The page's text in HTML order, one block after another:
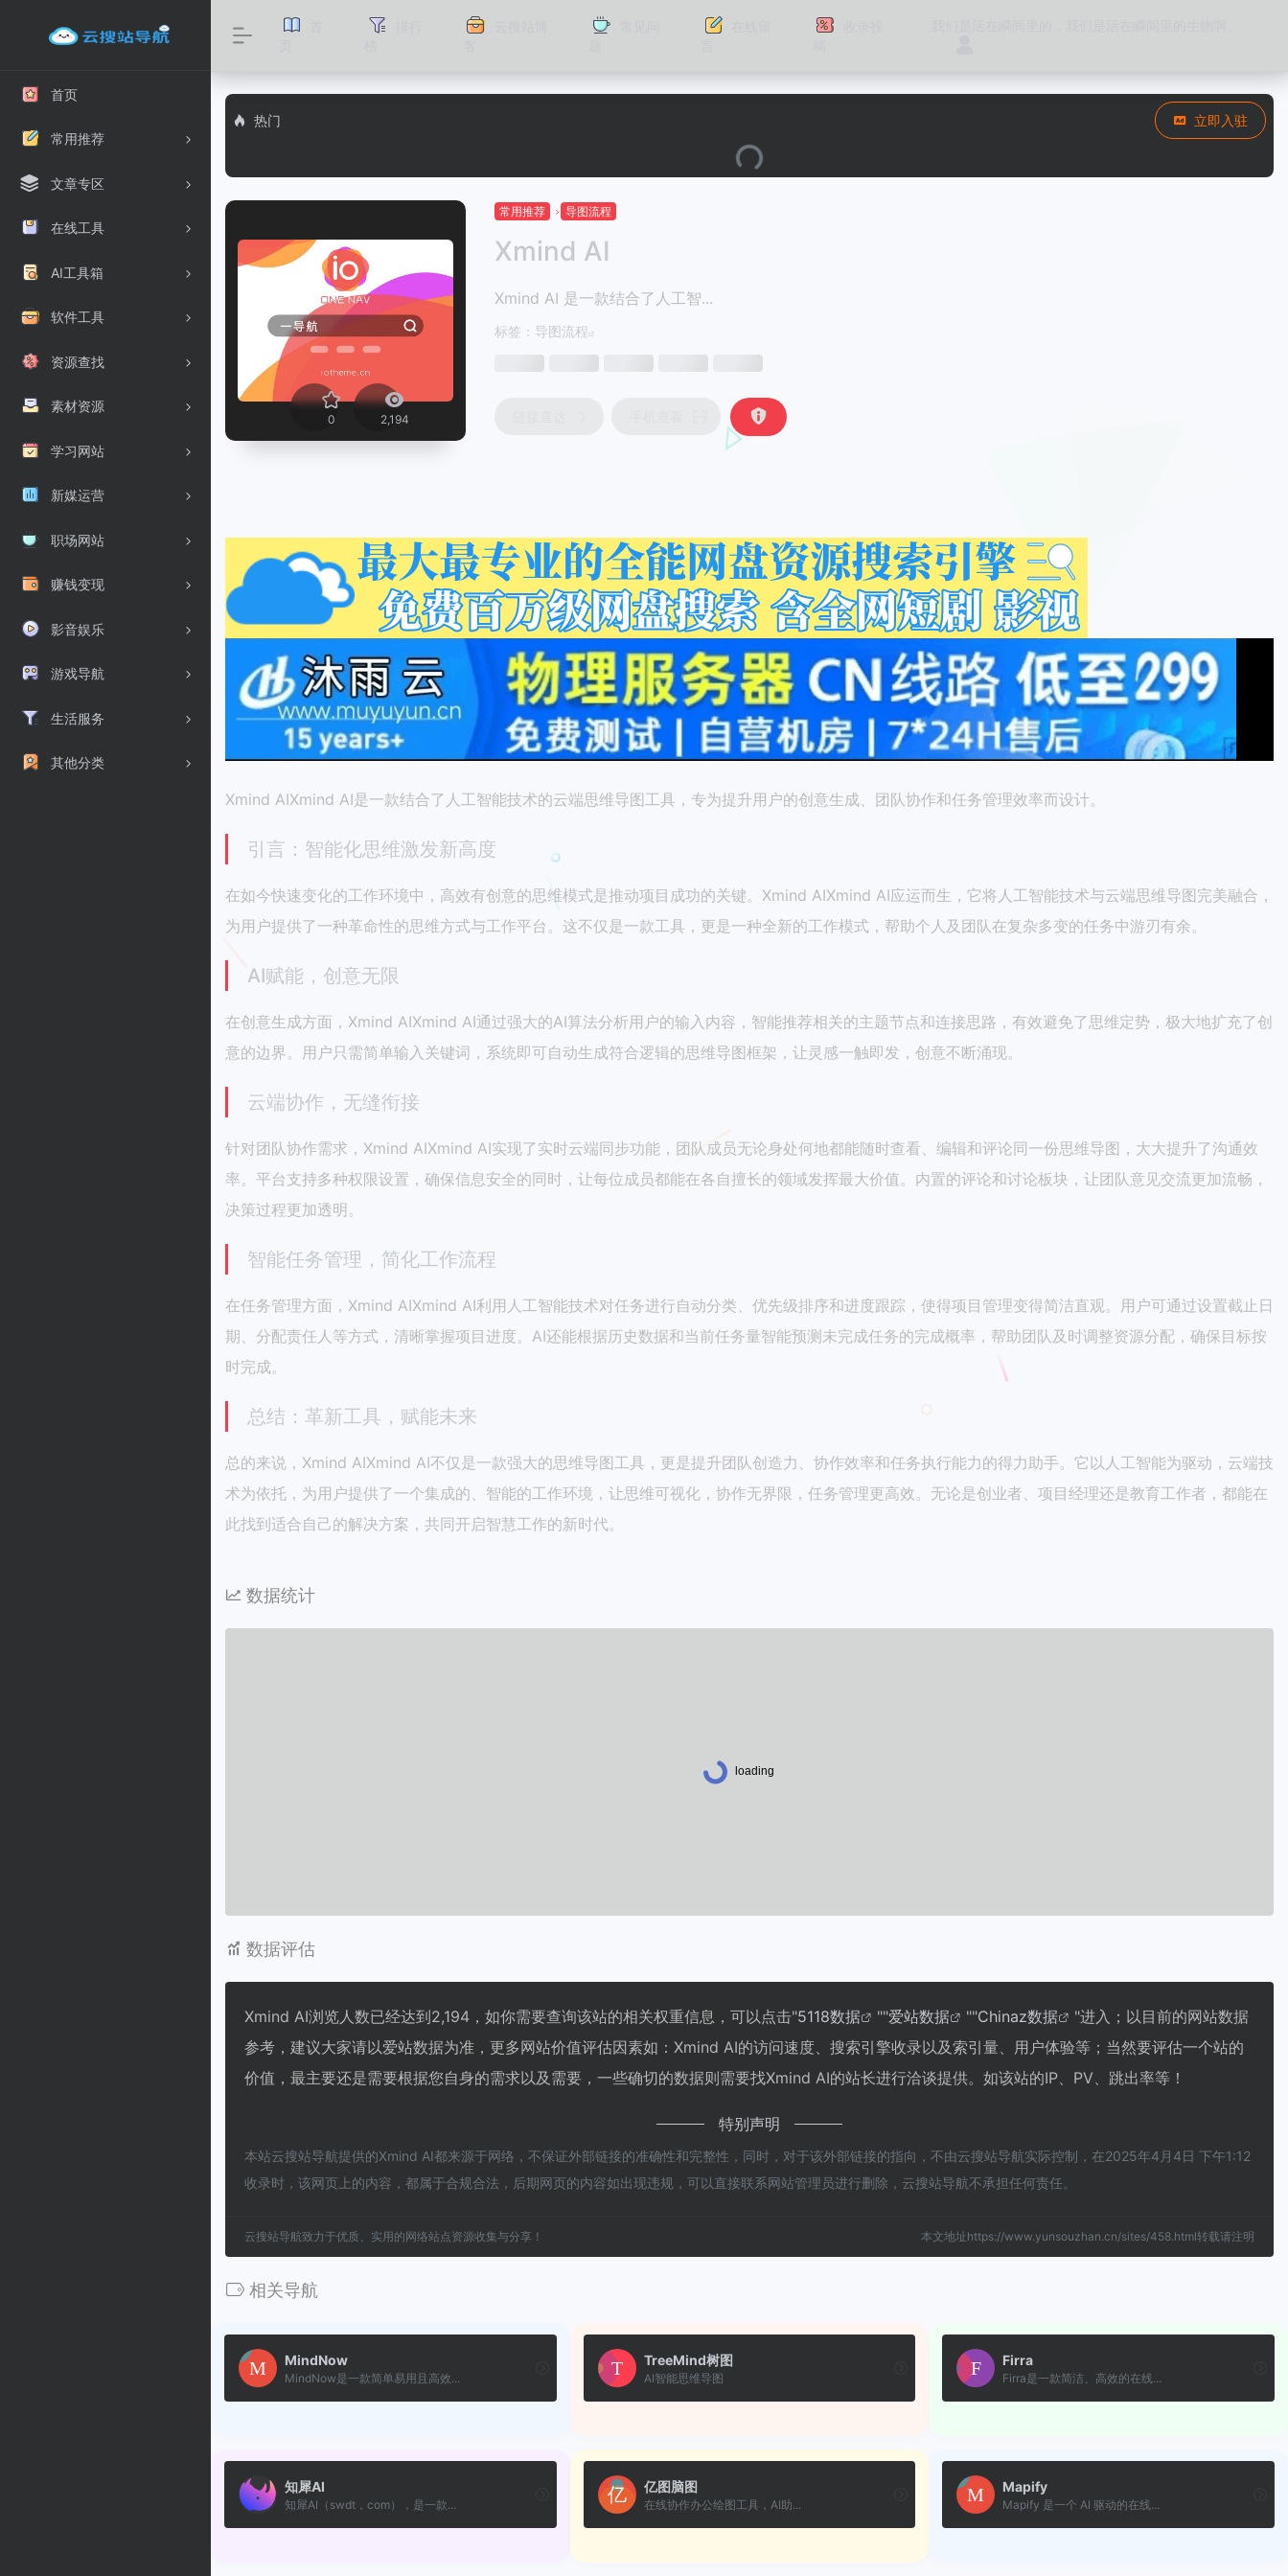
首页
常用推荐
文章专区
在线工具
AI工具箱
软件工具
资源查找
素材资源
学习网站
新媒运营
职场网站
赚钱变现
影音娱乐
游戏导航
生活服务
其他分类
热门 立即入驻
0 2,194
常用推荐 导图流程
Xmind AI
Xmind AI 是一款结合了人工智...
标签： 导图流程
Xmind AIXmind AI是一款结合了人工智能技术的云端思维导图工具，专为提升用户的创意生成、团队协作和任务管理效率而设计。
引言：智能化思维激发新高度
在如今快速变化的工作环境中，高效有创意的思维模式是推动项目成功的关键。Xmind AIXmind AI应运而生，它将人工智能技术与云端思维导图完美融合，
为用户提供了一种革命性的思维方式与工作平台。这不仅是一款工具，更是一种全新的工作模式，帮助个人及团队在复杂多变的任务中游刃有余。
AI赋能，创意无限
在创意生成方面，Xmind AIXmind AI通过强大的AI算法分析用户的输入内容，智能推荐相关的主题节点和连接思路，有效避免了思维定势，极大地扩充了创
意的边界。用户只需简单输入关键词，系统即可自动生成符合逻辑的思维导图框架，让灵感一触即发，创意不断涌现。
云端协作，无缝衔接
针对团队协作需求，Xmind AIXmind AI实现了实时云端同步功能，团队成员无论身处何地都能随时查看、编辑和评论同一份思维导图，大大提升了沟通效
率。平台支持多种权限设置，确保信息安全的同时，让每位成员都能在各自擅长的领域发挥最大价值。内置的评论和讨论板块，让团队意见交流更加流畅，
决策过程更加透明。
智能任务管理，简化工作流程
在任务管理方面，Xmind AIXmind AI利用人工智能技术对任务进行自动分类、优先级排序和进度跟踪，使得项目管理变得简洁直观。用户可通过设置截止日
期、分配责任人等方式，清晰掌握项目进度。AI还能根据历史数据和当前任务量智能预测未完成任务的完成概率，帮助团队及时调整资源分配，确保目标按
时完成。
总结：革新工具，赋能未来
总的来说，Xmind AIXmind AI不仅是一款强大的思维导图工具，更是提升团队创造力、协作效率和任务执行能力的得力助手。它以人工智能为驱动，云端技
术为依托，为用户提供了一个集成的、智能的工作环境，让思维可视化，协作无界限，任务管理更高效。无论是创业者、项目经理还是教育工作者，都能在
此找到适合自己的解决方案，共同开启智慧工作的新时代。
数据统计
数据评估
Xmind AI浏览人数已经达到2,194，如你需要查询该站的相关权重信息，可以点击"5118数据 ""爱站数据 ""Chinaz数据
"进入；以目前的网站数据
参考，建议大家请以爱站数据为准，更多网站价值评估因素如：Xmind AI的访问速度、搜索引擎收录以及索引量、用户体验等；当然要评估一个站的
价值，最主要还是需要根据您自身的需求以及需要，一些确切的数据则需要找Xmind AI的站长进行洽谈提供。如该站的IP、PV、跳出率等！
特别声明
本站云搜站导航提供的Xmind AI都来源于网络，不保证外部链接的准确性和完整性，同时，对于该外部链接的指向，不由云搜站导航实际控制，在2025年4月4日 下午1:12
收录时，该网页上的内容，都属于合规合法，后期网页的内容如出现违规，可以直接联系网站管理员进行删除，云搜站导航不承担任何责任。
云搜站导航致力于优质、实用的网络站点资源收集与分享！ 本文地址https://www.yunsouzhan.cn/sites/458.html转载请注明
相关导航
MindNow
MindNow是一款简单易用且高效...
TreeMind树图
AI智能思维导图
Firra
Firra是一款简洁、高效的在线...
知犀AI
知犀AI（swdt，com），是一款...
亿图脑图
在线协作办公绘图工具，AI助...
Mapify
Mapify 是一个 AI 驱动的在线...